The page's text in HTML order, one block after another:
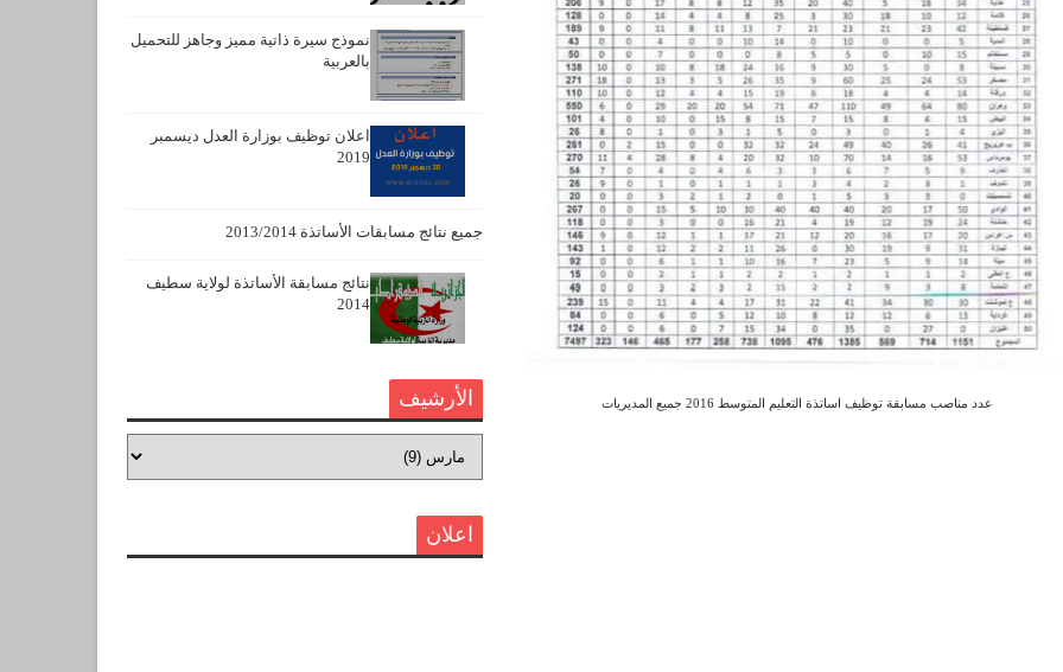
عدد مناصب مسابقة توظيف اساتذة التعليم المتوسط 2016 جميع المديريات
نموذج سيرة ذاتية مميز وجاهز للتحميل
بالعربية
اعلان توظيف بوزارة العدل ديسمبر
2019
جميع نتائج مسابقات الأساتذة 2013/2014
نتائج مسابقة الأساتذة لولاية سطيف
2014
الأرشيف
اعلان